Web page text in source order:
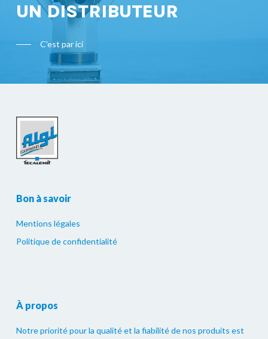
UN DISTRIBUTEUR
C'est par ici
Bon à savoir
Mentions légales
Politique de confidentialité
À propos
Notre priorité pour la qualité et la fiabilité de nos produits est